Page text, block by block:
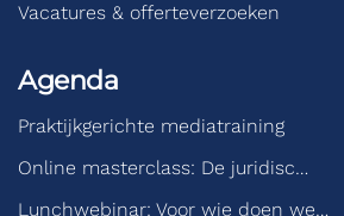
Vacatures & offerteverzoeken
Agenda
Praktijkgerichte mediatraining
Online masterclass: De juridisc…
Lunchwebinar: Voor wie doen we…